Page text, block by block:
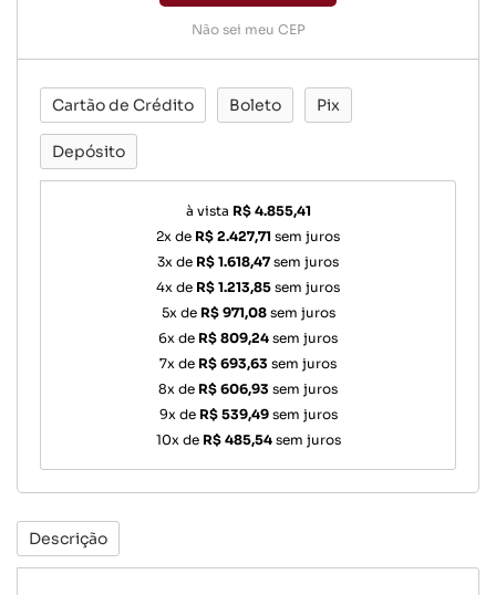
Não sei meu CEP
Cartão de Crédito Boleto Pix
Depósito
à vista R$ 4.855,41
2x de R$ 2.427,71 sem juros
3x de R$ 1.618,47 sem juros
4x de R$ 1.213,85 sem juros
5x de R$ 971,08sem juros
6x de R$ 809,24 sem juros
7x de R$ 693,63 sem juros
8x de R$ 606,93 sem juros
9x de R$ 539,49sem juros
10x de R$ 485,54sem juros
Descrição